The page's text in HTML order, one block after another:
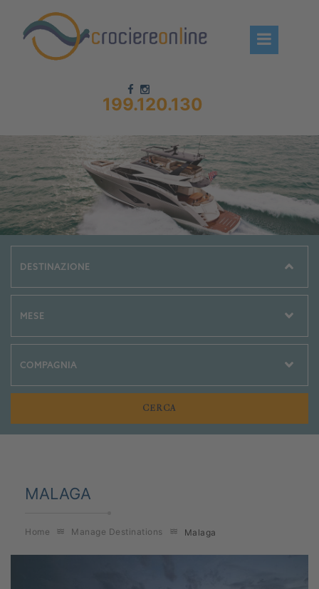
199.120.130
Chi siamo – CrociereOnLine
Destinazioni Crociere
Prenota crociere
News
MALAGA
Home Manage Destinations Malaga